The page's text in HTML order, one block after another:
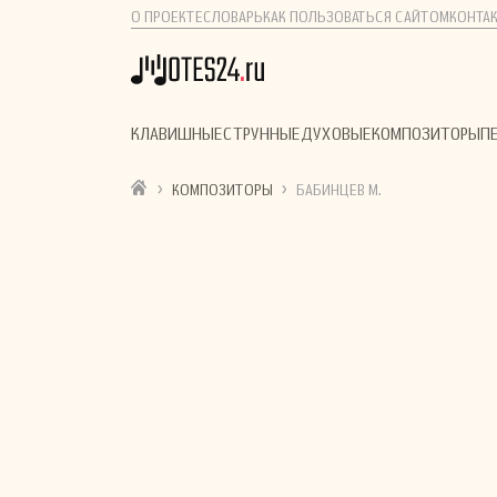
О ПРОЕКТЕСЛОВАРЬ КАК ПОЛЬЗОВАТЬСЯ САЙТОМ
КЛАВИШНЫЕСТРУННЫЕДУХОВЫЕКОМПОЗИТОРЫ
› КОМПОЗИТОРЫ › БАБИНЦЕВ М.